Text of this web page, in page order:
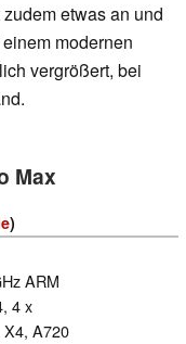
etwas an und
modernen
vergrößert, bei
Max
)
ARM
4 x
X4, A720